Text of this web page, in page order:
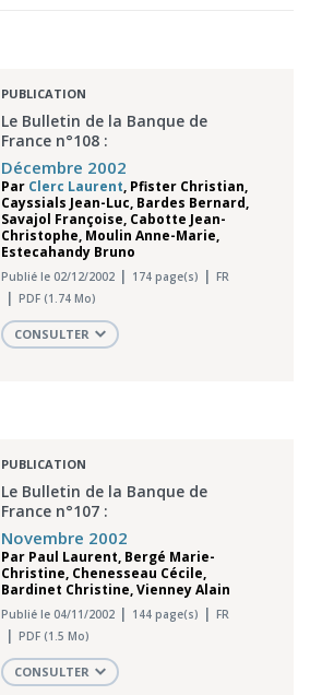
PUBLICATION
Le Bulletin de la Banque de
France n°108 :
Décembre 2002
Par Clerc Laurent, Pfister Christian,
Cayssials Jean-Luc, Bardes Bernard,
Savajol Françoise, Cabotte Jean-
Christophe, Moulin Anne-Marie,
Estecahandy Bruno
Publié le 02/12/2002 174 page(s)
FR
PDF (1.74 Mo)
CONSULTER
PUBLICATION
Le Bulletin de la Banque de
France n°107 :
Novembre 2002
Par Paul Laurent, Bergé Marie-
Christine, Chenesseau Cécile,
Bardinet Christine,Vienney Alain
Publié le 04/11/2002 144 page(s)
FR
PDF (1.5 Mo)
CONSULTER